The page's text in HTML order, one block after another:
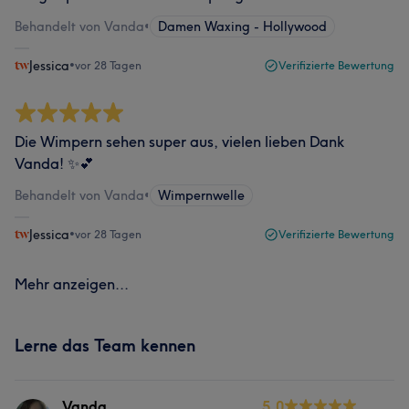
Behandelt von Vanda• Damen Waxing - Hollywood
Jessica•vor 28 Tagen Verifizierte Bewertung
Die Wimpern sehen super aus, vielen lieben Dank
Vanda! ✨💕
Behandelt von Vanda• Wimpernwelle
Jessica•vor 28 Tagen Verifizierte Bewertung
Mehr anzeigen...
Lerne das Team kennen